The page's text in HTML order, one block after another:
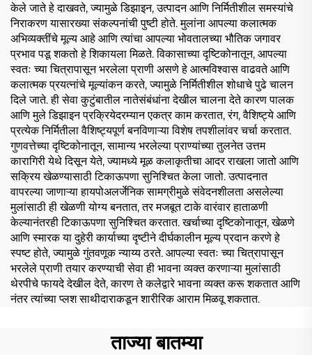
केले जाते हे दाखवते, ज्यामुळे डिझाइन, उत्पादन आणि निर्मितीशील समस्यांचे
निराकरण यासारख्या संकल्पनांची पुष्टी होते. मुलांना आपल्या कलात्मक
अभिव्यक्तींचे मूल्य आहे आणि त्यांचा आपल्या भोवतालच्या भौतिक जगावर
प्रभाव पडू शकतो हे शिकायला मिळते. विकासाच्या दृष्टिकोनातून, आपल्या
स्वतः च्या चित्रापासून भरलेला प्राणी असणे हे आत्मविश्वास वाढवते आणि
कलात्मक प्रयत्नांचे मूल्यांकन करते, ज्यामुळे निर्मितीशील शोधाचे पुढे चालन
दिले जाते. ही सेवा कुटुंबातील नातेसंबंधांना देखील चालना देते कारण पालक
आणि मुले डिझाइन प्रक्रियेदरम्यान एकत्र काम करतात, रंग, वैशिष्ट्ये आणि
प्रत्येक निर्मितीला वैशिष्ट्यपूर्ण बनविणाऱ्या विशेष तपशीलांवर चर्चा करतात.
गुणवत्तेच्या दृष्टिकोनातून, सामान्य भरलेल्या प्राण्यांच्या तुलनेत उत्तम
कारागिरी येथे दिसून येते, ज्यामध्ये मूळ कलाकृतीचा आदर राखला जातो आणि
सक्रिय खेळण्यासाठी टिकाऊपणा सुनिश्चित केला जातो. उत्पादनात
वापरल्या जाणाऱ्या हायपोअलर्जेनिक सामग्रीमुळे संवेदनशीलता असलेल्या
मुलांसाठी ही खेळणी योग्य बनतात, तर मजबूत टाके वारंवार हाताळणी
केल्यानंतरही टिकाऊपणा सुनिश्चित करतात. खर्चाच्या दृष्टिकोनातून, खेळणे
आणि स्मारक या दुहेरी कार्याच्या दृष्टीने दीर्घकालीन मूल्य प्रदान करणे हे
स्पष्ट होते, ज्यामुळे गुंतवणूक न्याय्य ठरते. आपल्या स्वतः च्या चित्रापासून
भरलेले प्राणी तयार करण्याची सेवा ही भावना व्यक्त करणाऱ्या मुलांसाठी
थेरपीचे फायदे देखील देते, कारण ते कलेद्वारे भावना व्यक्त करू शकतात आणि
नंतर त्यांच्या प्लश साथीदाराकडून शारीरिक आराम मिळवू शकतात.
ताज्या बातम्या